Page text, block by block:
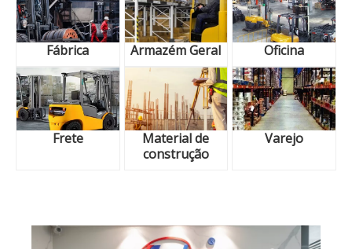
Fábrica Armazém Geral Oficina
Frete
Material de
construção
Varejo